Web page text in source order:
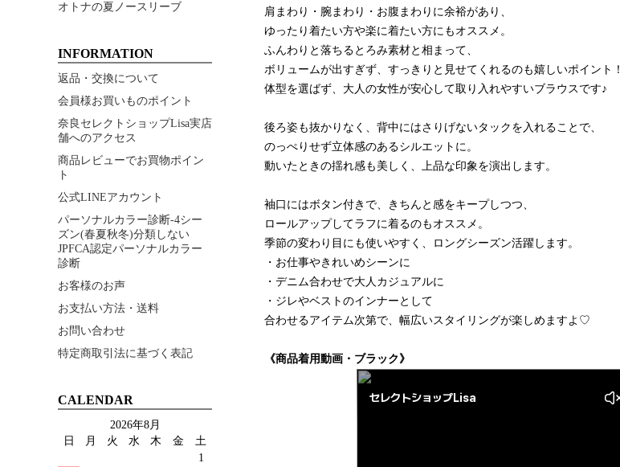
肩まわり・腕まわり・お腹まわりに余裕があり、
ゆったり着たい方や楽に着たい方にもオススメ。
ふんわりと落ちるとろみ素材と相まって、
ボリュームが出すぎず、すっきりと見せてくれるのも嬉しいポイント！
体型を選ばず、大人の女性が安心して取り入れやすいブラウスです♪
後ろ姿も抜かりなく、背中にはさりげないタックを入れることで、
のっぺりせず立体感のあるシルエットに。
動いたときの揺れ感も美しく、上品な印象を演出します。
袖口にはボタン付きで、きちんと感をキープしつつ、
ロールアップしてラフに着るのもオススメ。
季節の変わり目にも使いやすく、ロングシーズン活躍します。
・お仕事やきれいめシーンに
・デニム合わせで大人カジュアルに
・ジレやベストのインナーとして
合わせるアイテム次第で、幅広いスタイリングが楽しめますよ♡
《商品着用動画・ブラック》
オトナの夏ノースリーブ
INFORMATION
返品・交換について
会員様お買いものポイント
奈良セレクトショップLisa実店
舗へのアクセス
商品レビューでお買物ポイン
ト
公式LINEアカウント
パーソナルカラー診断-4シー
ズン(春夏秋冬)分類しない
JPFCA認定パーソナルカラー
診断
お客様のお声
お支払い方法・送料
お問い合わせ
特定商取引法に基づく表記
CALENDAR
2026年8月
日
月 火 水 木 金
土
1